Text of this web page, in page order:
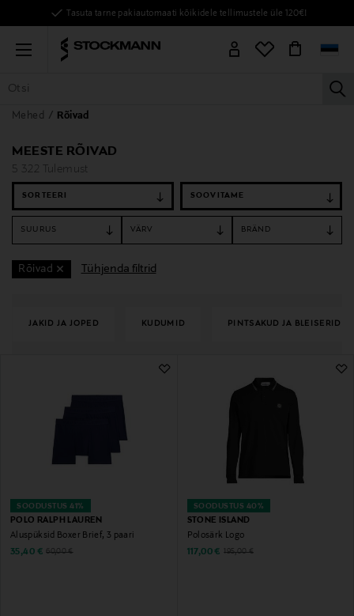
Tasuta tarne pakiautomaati kõikidele tellimustele üle 120€!
Menu
KÕIK TOOTED
Mehed Rõivad
MEESTE RÕIVAD
5 322 Tulemust
SORTEERI
SUURUS VÄRV BRÄND
Rõivad Tühjenda filtrid
JAKID JA JOPED KUDUMID PINTSAKUD JA BLEISERID
SOODUSTUS 41%
POLO RALPH LAUREN
Aluspüksid Boxer Brief, 3 paari
Discounted Price
35,40 € Original Price
60,00 €
SOODUSTUS 40%
STONE ISLAND
Polosärk Logo
Discounted Price
117,00 € Original Price
195,00 €